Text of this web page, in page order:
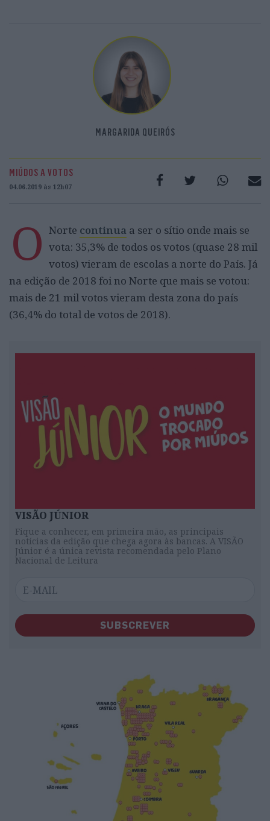
MARGARIDA QUEIRÓS
MIÚDOS A VOTOS
04.06.2019 às 12h07
O Norte continua a ser o sítio onde mais se
vota: 35,3% de todos os votos (quase 28 mil
votos) vieram de escolas a norte do País. Já
na edição de 2018 foi no Norte que mais se votou:
mais de 21 mil votos vieram desta zona do país
(36,4% do total de votos de 2018).
VISÃO JÚNIOR
Fique a conhecer, em primeira mão, as principais
notícias da edição que chega agora às bancas. A VISÃO
Júnior é a única revista recomendada pelo Plano
Nacional de Leitura
SUBSCREVER